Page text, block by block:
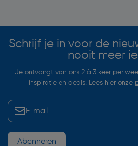
Schrijf je in voor de
nooit meer
Je ontvangt van ons 2 à 3 keer per
inspiratie en deals. Lees hier onze
Abonneren